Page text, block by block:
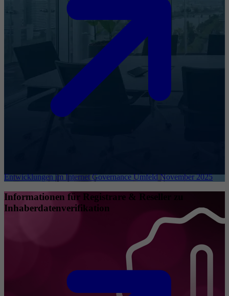
Entwicklungen im Internet Governance Umfeld November 2025
Informationen für Registrare & Reseller zu
Inhaberdatenverifikation